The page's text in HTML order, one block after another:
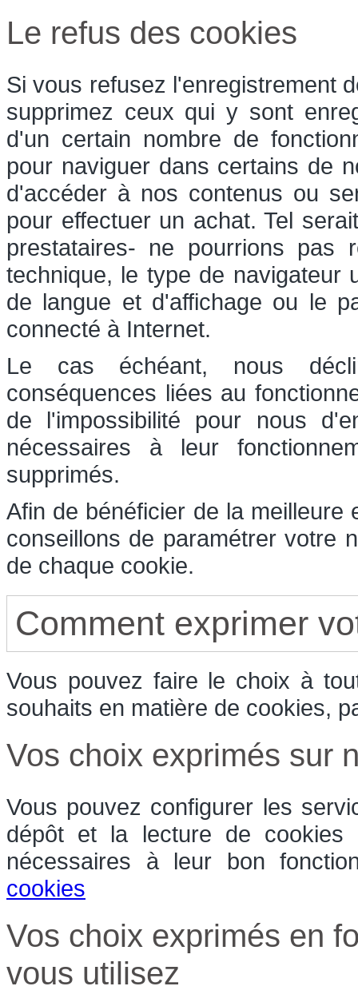
Le refus des cookies
Si vous refusez l'enregistrement
supprimez ceux qui y sont
d'un certain nombre de
pour naviguer dans certains de
d'accéder à nos contenus ou
pour effectuer un achat. Tel
prestataires- ne pourrions pas
technique, le type de navigateur
de langue et d'affichage ou le
connecté à Internet.
Le cas échéant, nous
conséquences liées au
de l'impossibilité pour nous
nécessaires à leur
supprimés.
Afin de bénéficier de la meilleure
conseillons de paramétrer votre
de chaque cookie.
Comment exprimer
Vous pouvez faire le choix à
souhaits en matière de cookies,
Vos choix exprimés sur
Vous pouvez configurer les
dépôt et la lecture de cookies
nécessaires à leur bon
cookies
Vos choix exprimés en
vous utilisez